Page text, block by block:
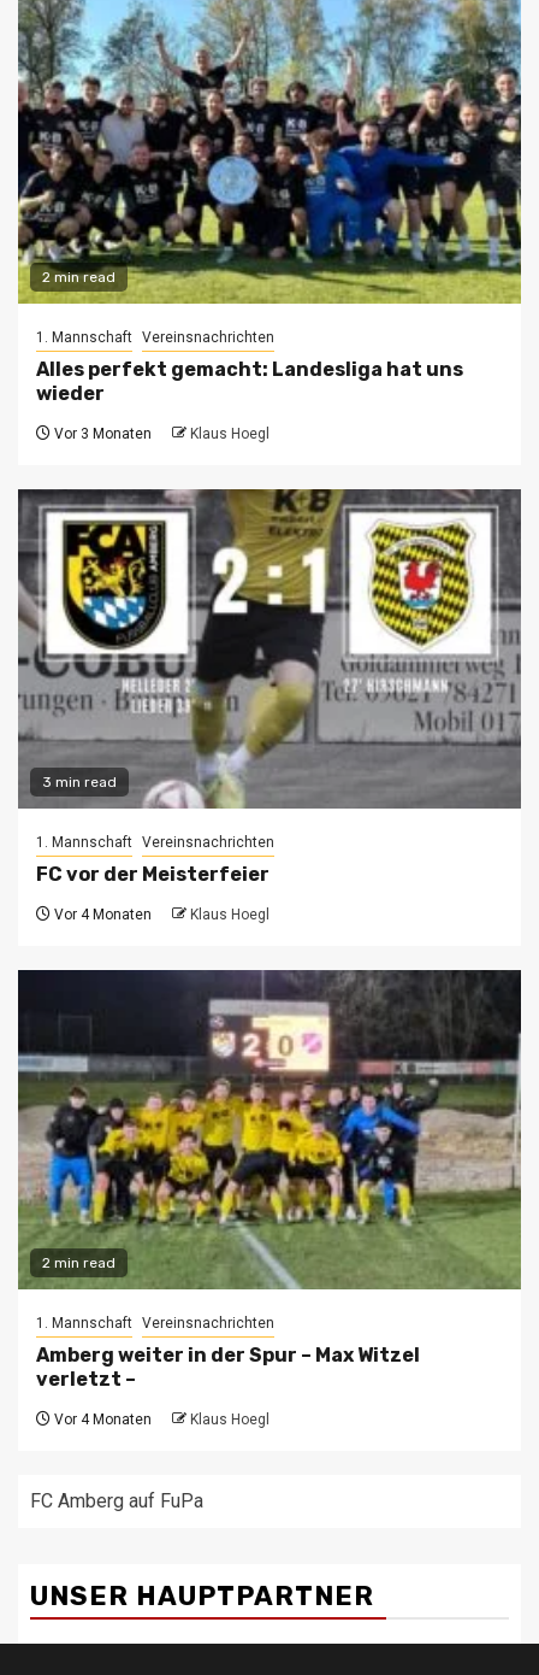
2 min read
1. Mannschaft Vereinsnachrichten
Alles perfekt gemacht: Landesliga hat uns
wieder
Vor 3 Monaten Klaus Hoegl
3 min read
1. Mannschaft Vereinsnachrichten
FC vor der Meisterfeier
Vor 4 Monaten Klaus Hoegl
2 min read
1. Mannschaft Vereinsnachrichten
Amberg weiter in der Spur – Max Witzel
verletzt –
Vor 4 Monaten Klaus Hoegl
FC Amberg auf FuPa
UNSER HAUPTPARTNER